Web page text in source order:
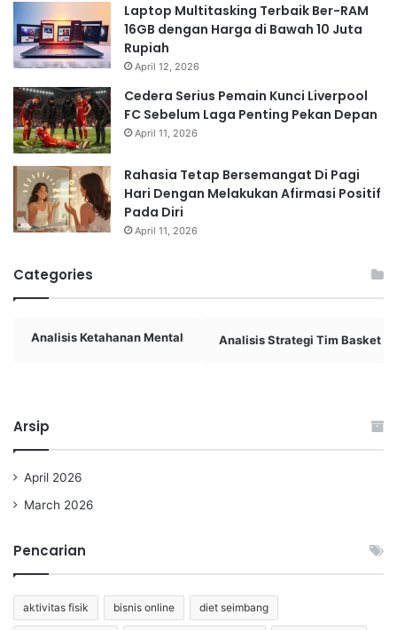
Laptop Multitasking Terbaik Ber-RAM
16GB dengan Harga di Bawah 10 Juta
Rupiah
April 12, 2026
Cedera Serius Pemain Kunci Liverpool
FC Sebelum Laga Penting Pekan Depan
April 11, 2026
Rahasia Tetap Bersemangat Di Pagi
Hari Dengan Melakukan Afirmasi Positif
Pada Diri
April 11, 2026
Categories
Analisis Ketahanan Mental Analisis Strategi Tim Basket
Arsip
April 2026
March 2026
Pencarian
aktivitas fisik bisnis online diet seimbang